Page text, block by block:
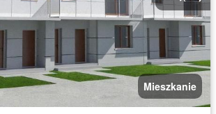
Mieszkanie